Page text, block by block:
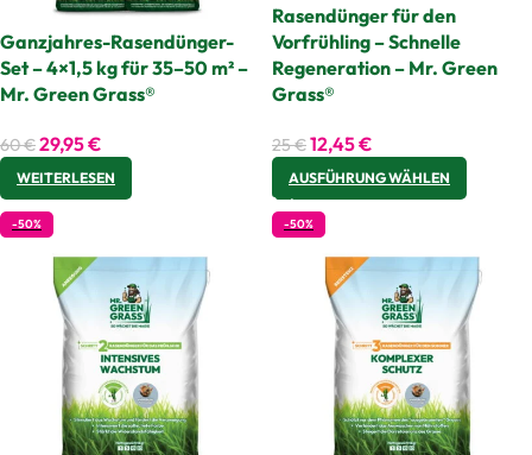
Ganzjahres-Rasendünger-
Set – 4×1,5 kg für 35–50 m² –
Mr. Green Grass®
60€29,95€
WEITERLESEN
Rasendünger für den
Vorfrühling – Schnelle
Regeneration – Mr. Green
Grass®
25€12,45€
AUSFÜHRUNG WÄHLEN
-50% -50%